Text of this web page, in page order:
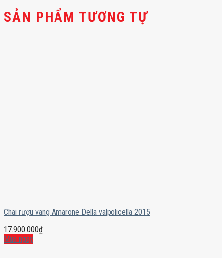
SẢN PHẨM TƯƠNG TỰ
Chai rượu vang Amarone Della valpolicella 2015
17.900.000₫
Mua ngay